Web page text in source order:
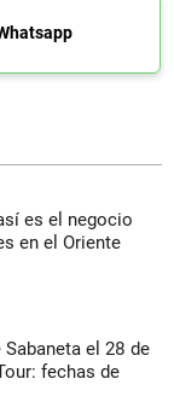
es el negocio
en el Oriente
el 28 de
fechas de